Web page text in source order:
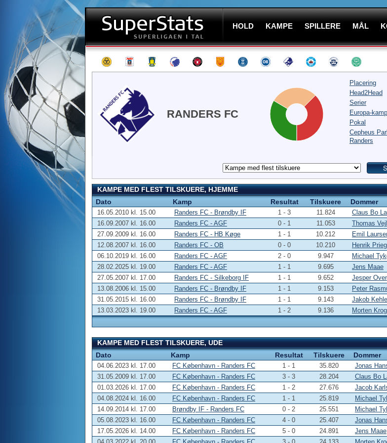
HOLD KAMPE SPILLERE MÅL
RANDERS FC
Placering
Head2Head
Serier
Europa-
Pokal
Cepheus
Randers
KAMPE MED FLEST TILSKUERE, HJEMME
Dato
Kamp Resultat Tilskuere Dommer
16.05.2010 kl. 15.00 Randers FC - Brøndby IF 1 - 3 11.824
Claus Bo
16.09.2007 kl. 16.00
Randers FC - AGF 0 - 1 11.053
Thomas
27.09.2009 kl. 16.00
Randers FC - HB Køge 1 - 1 10.212
Emil
12.08.2007 kl. 16.00
Randers FC - OB 0 - 0 10.210
Henrik
06.10.2019 kl. 16.00
Randers FC - AGF 2 - 0 9.947
Michael
28.02.2025 kl. 19.00
Randers FC - AGF 1 - 1 9.695
Jens Maae
27.05.2007 kl. 17.00
Randers FC - Silkeborg IF 1 - 1 9.652
Jesper
13.08.2006 kl. 15.00
Randers FC - Brøndby IF 1 - 1 9.153
Peter
31.05.2015 kl. 16.00
Randers FC - Brøndby IF 1 - 1 9.143
Jakob
13.03.2023 kl. 19.00
Randers FC - AGF 1 - 2 9.136 Morten
KAMPE MED FLEST TILSKUERE, UDE
Dato
Kamp Resultat Tilskuere Dommer
04.06.2023 kl. 17.00 FC København - Randers FC 1 - 1 35.820
Jonas
31.05.2009 kl. 17.00
FC København - Randers FC 3 - 3 28.204
Claus Bo
01.03.2026 kl. 17.00
FC København - Randers FC 1 - 2 27.676
Jacob
04.08.2024 kl. 16.00
FC København - Randers FC 1 - 1 25.819
Michael
14.09.2014 kl. 17.00
Brøndby IF - Randers FC 0 - 2 25.551
Michael
05.08.2023 kl. 16.00
FC København - Randers FC 4 - 0 25.407
Jonas
17.05.2026 kl. 14.00
FC København - Randers FC 5 - 0 24.891
Jens Maae